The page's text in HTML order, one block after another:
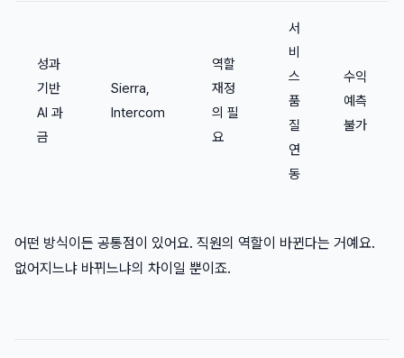
성과
기반
AI 과
금
Sierra,
Intercom
역할
재정
의 필
요
서
비
스
품
질
연
동
수익
예측
불가
어떤 방식이든 공통점이 있어요. 직원의 역할이 바뀐다는 거예요.
없어지느냐 바뀌느냐의 차이일 뿐이죠.